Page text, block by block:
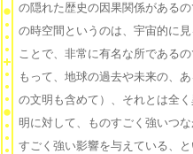
の隠れた歴史の因果関係がある
の時空間というのは、宇宙的に
ことで、非常に有名な所である
もって、地球の過去や未来の、
の文明も含めて）、それとは全
明に対して、ものすごく強いつ
すごく強い影響を与えている、